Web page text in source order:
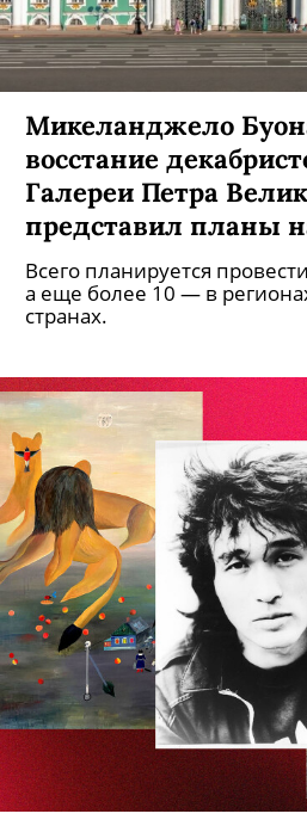
Микеланджело
восстание
Галереи Петра
представил планы
Всего планируется
а еще более 10 — в
странах.